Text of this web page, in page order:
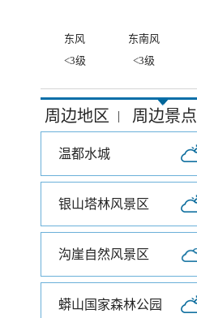
东风 东南风
<3级
<3级
周边地区 | 周边景点
温都水城
银山塔林风景区
沟崖自然风景区
蟒山国家森林公园